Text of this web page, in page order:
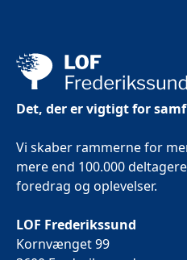
Det, der er vigtigt for
Vi skaber rammerne for
mere end 100.000
foredrag og oplevelser.
LOF Frederikssund
Kornvænget 99